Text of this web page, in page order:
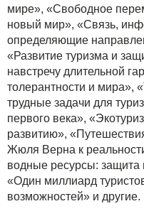
мире», «Свободное
новый мир», «Связь,
определяющие
«Развитие туризма и
навстречу длительной
толерантности и мира»,
трудные задачи для
первого века»,
развитию»,
Жюля Верна к
водные ресурсы: защита
«Один миллиард
возможностей» и другие.